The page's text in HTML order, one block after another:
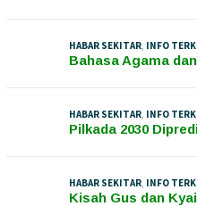
HABAR SEKITAR INFO
Bahasa Agama
HABAR SEKITAR INFO
Pilkada 2030
HABAR SEKITAR INFO
Kisah Gus dan